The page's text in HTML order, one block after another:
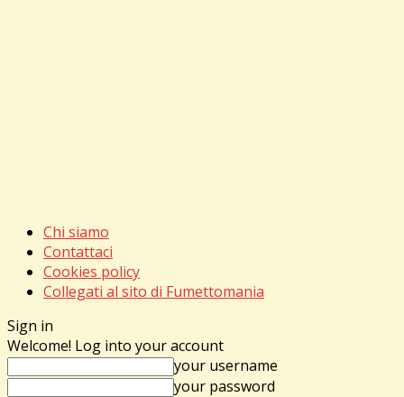
Chi siamo
Contattaci
Cookies policy
Collegati al sito di Fumettomania
Sign in
Welcome! Log into your account
your username
your password